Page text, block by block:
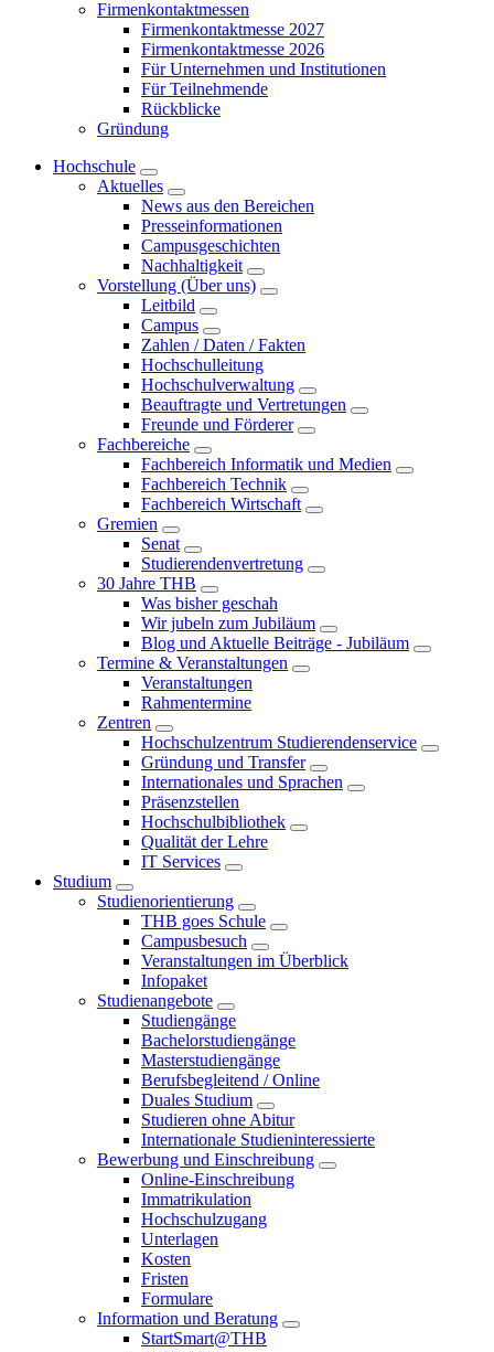
Firmenkontaktmessen
Firmenkontaktmesse 2027
Firmenkontaktmesse 2026
Für Unternehmen und Institutionen
Für Teilnehmende
Rückblicke
Gründung
Hochschule
Aktuelles
News aus den Bereichen
Presseinformationen
Campusgeschichten
Nachhaltigkeit
Vorstellung (Über uns)
Leitbild
Campus
Zahlen / Daten / Fakten
Hochschulleitung
Hochschulverwaltung
Beauftragte und Vertretungen
Freunde und Förderer
Fachbereiche
Fachbereich Informatik und Medien
Fachbereich Technik
Fachbereich Wirtschaft
Gremien
Senat
Studierendenvertretung
30 Jahre THB
Was bisher geschah
Wir jubeln zum Jubiläum
Blog und Aktuelle Beiträge - Jubiläum
Termine & Veranstaltungen
Veranstaltungen
Rahmentermine
Zentren
Hochschulzentrum Studierendenservice
Gründung und Transfer
Internationales und Sprachen
Präsenzstellen
Hochschulbibliothek
Qualität der Lehre
IT Services
Studium
Studienorientierung
THB goes Schule
Campusbesuch
Veranstaltungen im Überblick
Infopaket
Studienangebote
Studiengänge
Bachelorstudiengänge
Masterstudiengänge
Berufsbegleitend / Online
Duales Studium
Studieren ohne Abitur
Internationale Studieninteressierte
Bewerbung und Einschreibung
Online-Einschreibung
Immatrikulation
Hochschulzugang
Unterlagen
Kosten
Fristen
Formulare
Information und Beratung
StartSmart@THB